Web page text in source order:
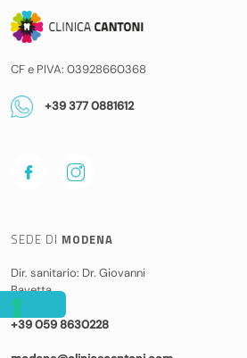
CF e PIVA: 03928660368
+39 377 0881612
SEDE DI MODENA
Dir. sanitario: Dr. Giovanni
Bavetta
+39 059 8630228